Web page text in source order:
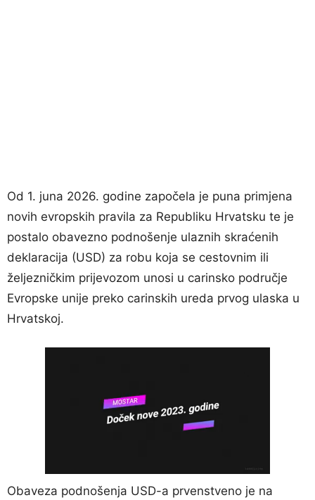
Od 1. juna 2026. godine započela je puna primjena
novih evropskih pravila za Republiku Hrvatsku te je
postalo obavezno podnošenje ulaznih skraćenih
deklaracija (USD) za robu koja se cestovnim ili
željezničkim prijevozom unosi u carinsko područje
Evropske unije preko carinskih ureda prvog ulaska u
Hrvatskoj.
Obaveza podnošenja USD-a prvenstveno je na